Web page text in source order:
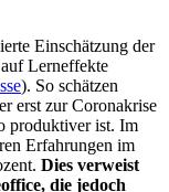
Einschätzung der
Lerneffekte
). So schätzen
erst zur Coronakrise
produktiver ist. Im
Erfahrungen im
Dies verweist
die jedoch